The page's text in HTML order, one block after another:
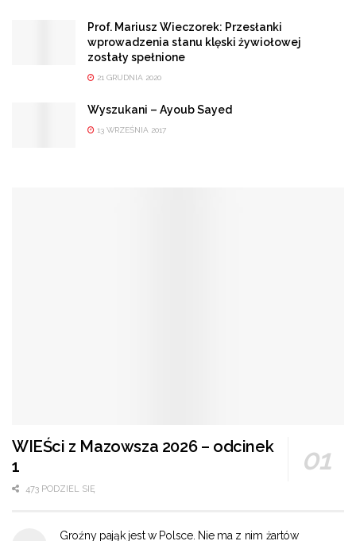
Prof. Mariusz Wieczorek: Przesłanki
wprowadzenia stanu klęski żywiołowej
zostały spełnione
21 GRUDNIA 2020
Wyszukani – Ayoub Sayed
13 WRZEŚNIA 2017
WIEŚci z Mazowsza 2026 – odcinek
1
473 PODZIEL SIĘ
Groźny pająk jest w Polsce. Nie ma z nim żartów